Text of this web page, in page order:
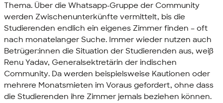
Thema. Über die Whatsapp-Gruppe der Community
werden Zwischenunterkünfte vermittelt, bis die
Studierenden endlich ein eigenes Zimmer finden – oft
nach monatelanger Suche. Immer wieder nutzen auch
Betrüger:innen die Situation der Studierenden aus, weiß
Renu Yadav, Generalsektretärin der indischen
Community. Da werden beispielsweise Kautionen oder
mehrere Monatsmieten im Voraus gefordert, ohne dass
die Studierenden ihre Zimmer jemals beziehen können.